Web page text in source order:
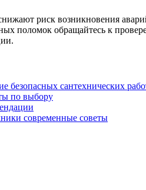
риск возникновения
поломок обращайтесь к
безопасных сантехнических
по выбору
современные советы